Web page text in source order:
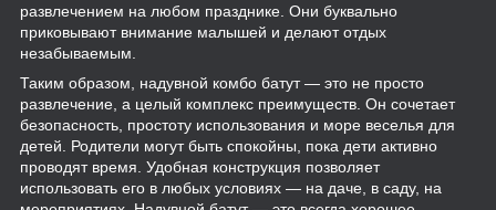
развлечением на любом празднике. Они буквально
приковывают внимание малышей и делают отдых
незабываемым.
Таким образом, надувной комбо батут — это не просто
развлечение, а целый комплекс преимуществ. Он сочетает
безопасность, простоту использования и море веселья для
детей. Родители могут быть спокойны, пока дети активно
проводят время. Удобная конструкция позволяет
использовать его в любых условиях — на даче, в саду, на